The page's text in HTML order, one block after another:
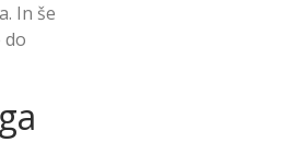
In še
do